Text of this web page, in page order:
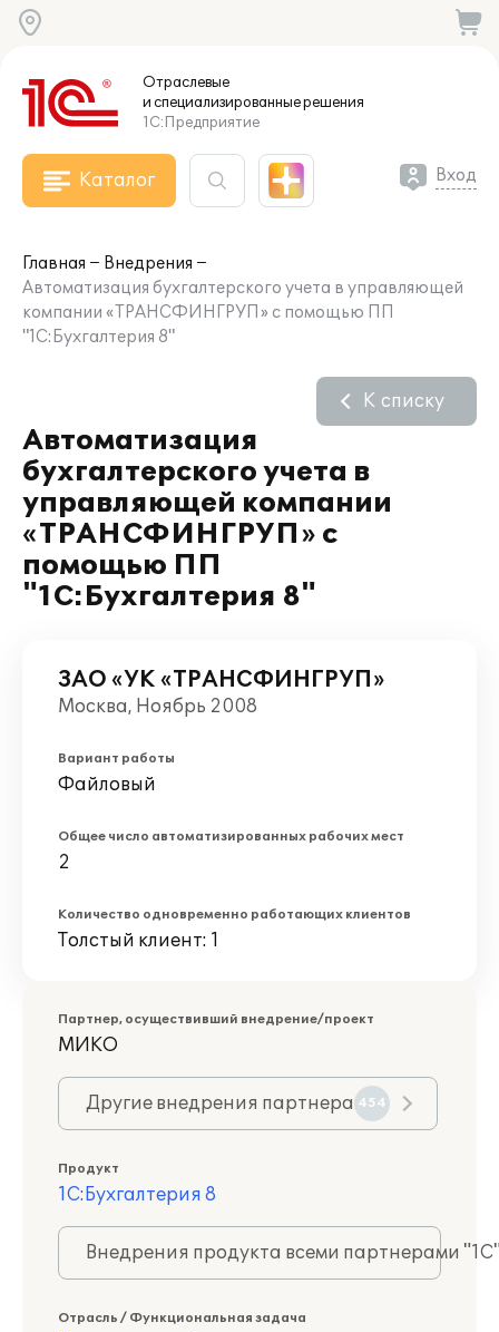
Отраслевые
и специализированныерешения
1С:Предприятие
Каталог Вход
Главная
Внедрения
Автоматизация бухгалтерского учета в управляющей
компании «ТРАНСФИНГРУП» с помощью ПП
"1С:Бухгалтерия 8"
Автоматизация
бухгалтерского учета в
управляющей компании
«ТРАНСФИНГРУП» с
помощью ПП
"1С:Бухгалтерия 8"
К списку
ЗАО «УК «ТРАНСФИНГРУП»
Москва, Ноябрь 2008
Вариант работы
Файловый
Общее число автоматизированных рабочих мест
2
Количество одновременно работающих клиентов
Толстый клиент: 1
Партнер, осуществивший внедрение/проект
МИКО
Другие внедрения партнера 454
Продукт
1С:Бухгалтерия 8
Внедрения продукта всеми партнерами
Отрасль / Функциональная задача